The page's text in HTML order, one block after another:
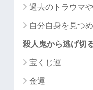
過去のトラウマ
自分自身を見つ
殺人鬼から逃げ切
宝くじ運
金運